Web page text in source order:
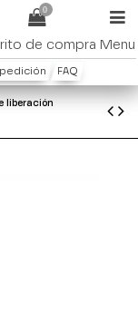
0
de compra Menu
FAQ
liberación